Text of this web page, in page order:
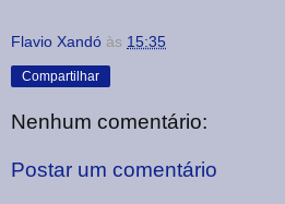
Flavio Xandó às 15:35
Compartilhar
Nenhum comentário:
Postar um comentário